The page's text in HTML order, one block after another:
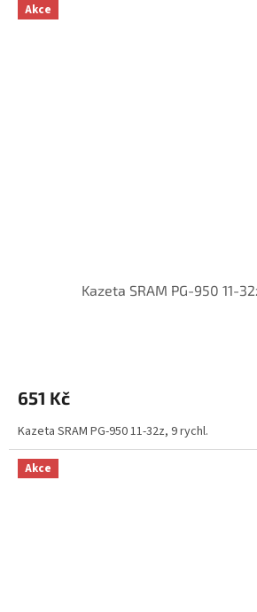
Akce
Kazeta SRAM PG-950 11-
651 Kč
Kazeta SRAM PG-950 11-32z, 9 rychl.
Akce